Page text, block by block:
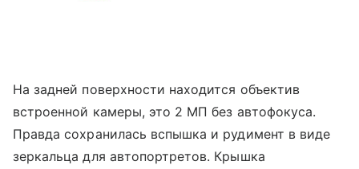
На задней поверхности находится объектив
встроенной камеры, это 2 МП без автофокуса.
Правда сохранилась вспышка и рудимент в виде
зеркальца для автопортретов. Крышка